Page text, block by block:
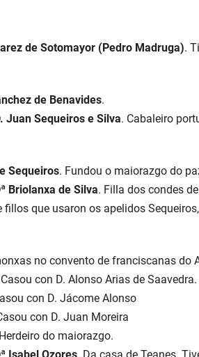
de Sotomayor (Pedro Madruga).
de Benavides.
Juan Sequeiros e Silva. Cabaleiro
Sequeiros. Fundou o maiorazgo do
Briolanxa de Silva. Filla dos condes
fillos que usaron os apelidos
no convento de franciscanas do
con D. Alonso Arias de Saavedra.
con D. Jácome Alonso
con D. Juan Moreira
do maiorazgo.